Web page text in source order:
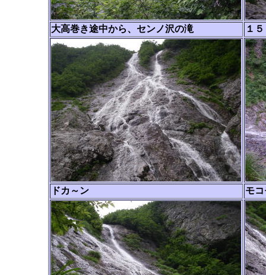
大高巻き途中から、センノ沢の滝 １
ドカ～ン モ